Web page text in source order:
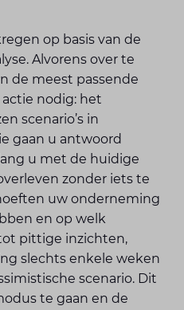
op basis van de
Alvorens over te
de meest passende
nodig: het
scenario’s in
gaan u antwoord
u met de huidige
zonder iets te
uw onderneming
en op welk
pittige inzichten,
slechts enkele weken
scenario. Dit
te gaan en de